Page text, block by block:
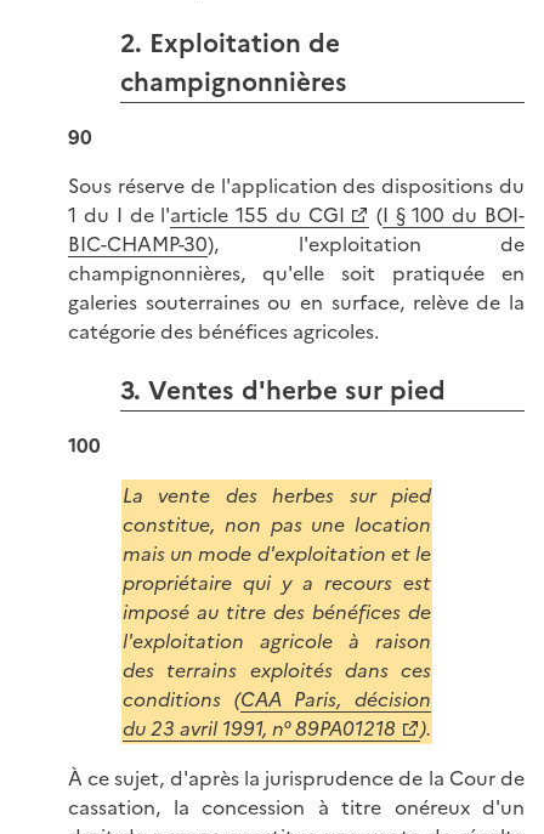
2. Exploitation de
champignonnières
90
Sous réserve de l'application des dispositions du
1 du I de l'article 155 du CGI (I § 100 du BOI-
BIC-CHAMP-30), l'exploitation de
champignonnières, qu'elle soit pratiquée en
galeries souterraines ou en surface, relève de la
catégorie des bénéfices agricoles.
3. Ventes d'herbe sur pied
100
La vente des herbes sur pied
constitue, non pas une location
mais un mode d'exploitation et le
propriétaire qui y a recours est
imposé au titre des bénéfices de
l'exploitation agricole à raison
des terrains exploités dans ces
conditions (CAA Paris, décision
du 23 avril 1991, n° 89PA01218
).
À ce sujet, d'après la jurisprudence de la Cour de
cassation, la concession à titre onéreux d'un